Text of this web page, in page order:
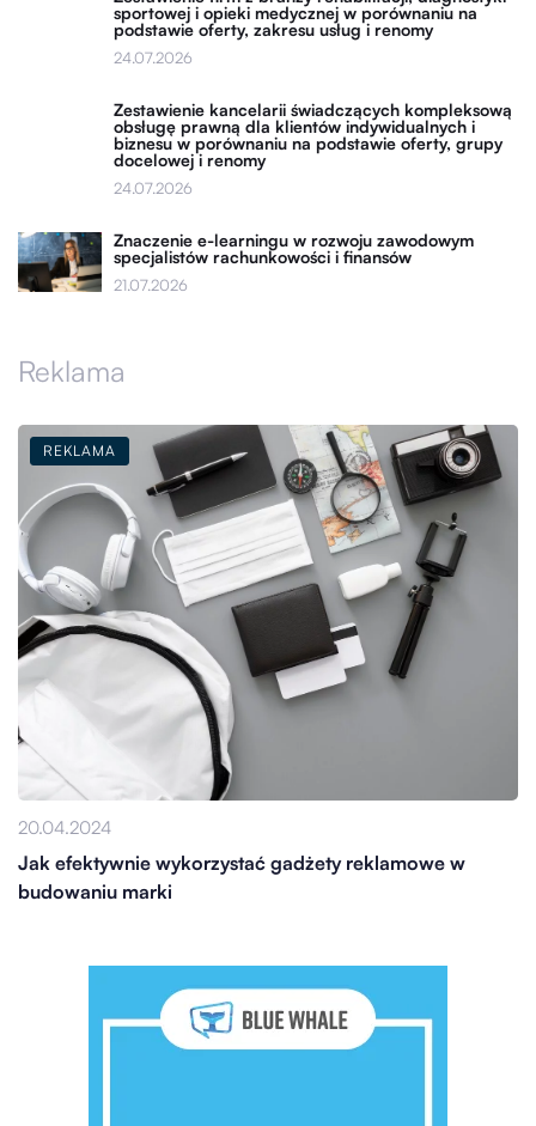
sportowej i opieki medycznej w porównaniu na
podstawie oferty, zakresu usług i renomy
24.07.2026
Zestawienie kancelarii świadczących kompleksową
obsługę prawną dla klientów indywidualnych i
biznesu w porównaniu na podstawie oferty, grupy
docelowej i renomy
24.07.2026
Znaczenie e-learningu w rozwoju zawodowym
specjalistów rachunkowości i finansów
21.07.2026
Reklama
REKLAMA
20.04.2024
Jak efektywnie wykorzystać gadżety reklamowe w
budowaniu marki